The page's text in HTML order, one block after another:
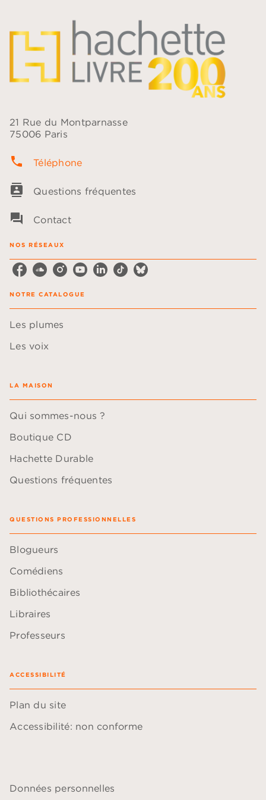
21 Rue du Montparnasse
75006 Paris
phone Téléphone
contacts Questions fréquentes
question_answer Contact
NOS RÉSEAUX
NOTRE CATALOGUE
Les plumes
Les voix
LA MAISON
Qui sommes-nous ?
Boutique CD
Hachette Durable
Questions fréquentes
QUESTIONS PROFESSIONNELLES
Blogueurs
Comédiens
Bibliothécaires
Libraires
Professeurs
ACCESSIBILITÉ
Plan du site
Accessibilité: non conforme
Données personnelles